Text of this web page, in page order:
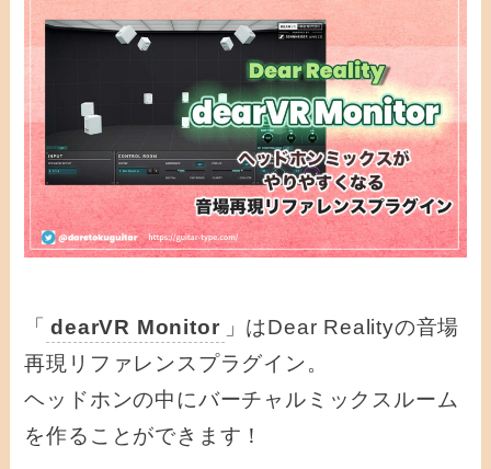
「 dearVR Monitor 」はDear Realityの音場
再現リファレンスプラグイン。
ヘッドホンの中にバーチャルミックスルーム
を作ることができます！